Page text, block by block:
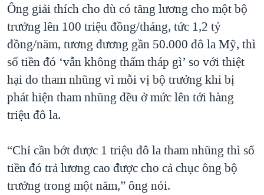
Ông giải thích cho dù có tăng lương cho một bộ
trưởng lên 100 triệu đồng/tháng, tức 1,2 tỷ
đồng/năm, tương đương gần 50.000 đô la Mỹ, thì
số tiền đó ‘vẫn không thấm tháp gì’ so với thiệt
hại do tham nhũng vì mỗi vị bộ trưởng khi bị
phát hiện tham nhũng đều ở mức lên tới hàng
triệu đô la.
“Chỉ cần bớt được 1 triệu đô la tham nhũng thì số
tiền đó trả lương cao được cho cả chục ông bộ
trưởng trong một năm,” ông nói.